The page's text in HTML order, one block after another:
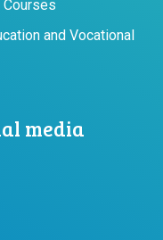
and Vocational
media